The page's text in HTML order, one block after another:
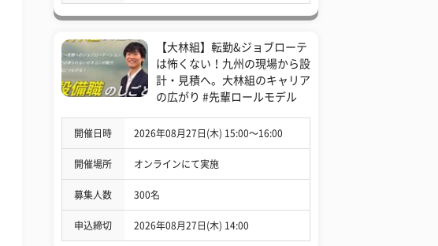
【大林組】転勤&ジョブローテ
は怖くない！九州の現場から設
計・見積へ。大林組のキャリア
の広がり #先輩ロールモデル
開催日時 2026年08月27日(木) 15:00〜16:00
開催場所 オンラインにて実施
募集人数 300名
申込締切 2026年08月27日(木) 14:00